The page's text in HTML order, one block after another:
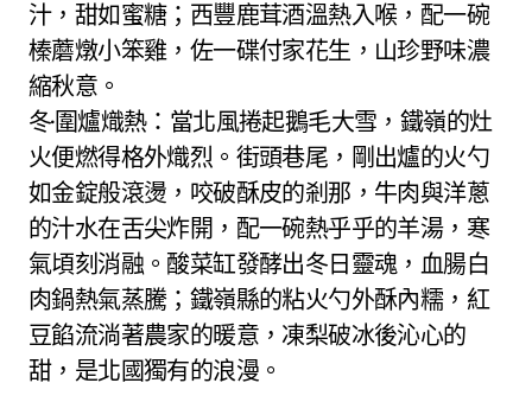
汁，甜如蜜糖；西豐鹿茸酒溫熱入喉，配一碗
榛蘑燉小笨雞，佐一碟付家花生，山珍野味濃
縮秋意。
冬·圍爐熾熱：當北風捲起鵝毛大雪，鐵嶺的灶
火便燃得格外熾烈。街頭巷尾，剛出爐的火勺
如金錠般滾燙，咬破酥皮的剎那，牛肉與洋蔥
的汁水在舌尖炸開，配一碗熱乎乎的羊湯，寒
氣頃刻消融。酸菜缸發酵出冬日靈魂，血腸白
肉鍋熱氣蒸騰；鐵嶺縣的粘火勺外酥內糯，紅
豆餡流淌著農家的暖意，凍梨破冰後沁心的
甜，是北國獨有的浪漫。